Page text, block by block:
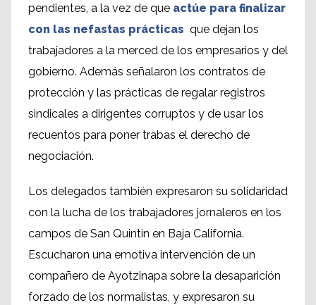
pendientes, a la vez de que actúe para finalizar
con las nefastas prácticas que dejan los
trabajadores a la merced de los empresarios y del
gobierno. Además señalaron los contratos de
protección y las prácticas de regalar registros
sindicales a dirigentes corruptos y de usar los
recuentos para poner trabas el derecho de
negociación.
Los delegados también expresaron su solidaridad
con la lucha de los trabajadores jornaleros en los
campos de San Quintin en Baja California.
Escucharon una emotiva intervención de un
compañero de Ayotzinapa sobre la desaparición
forzado de los normalistas, y expresaron su